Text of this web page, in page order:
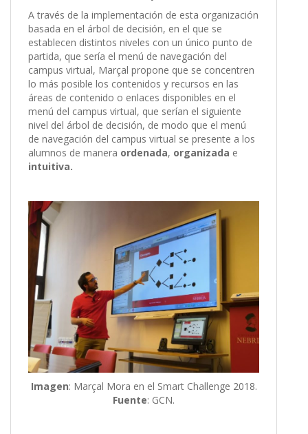
A través de la implementación de esta organización
basada en el árbol de decisión, en el que se
establecen distintos niveles con un único punto de
partida, que sería el menú de navegación del
campus virtual, Marçal propone que se concentren
lo más posible los contenidos y recursos en las
áreas de contenido o enlaces disponibles en el
menú del campus virtual, que serían el siguiente
nivel del árbol de decisión, de modo que el menú
de navegación del campus virtual se presente a los
alumnos de manera ordenada, organizada e
intuitiva.
Imagen: Marçal Mora en el Smart Challenge 2018.
Fuente: GCN.